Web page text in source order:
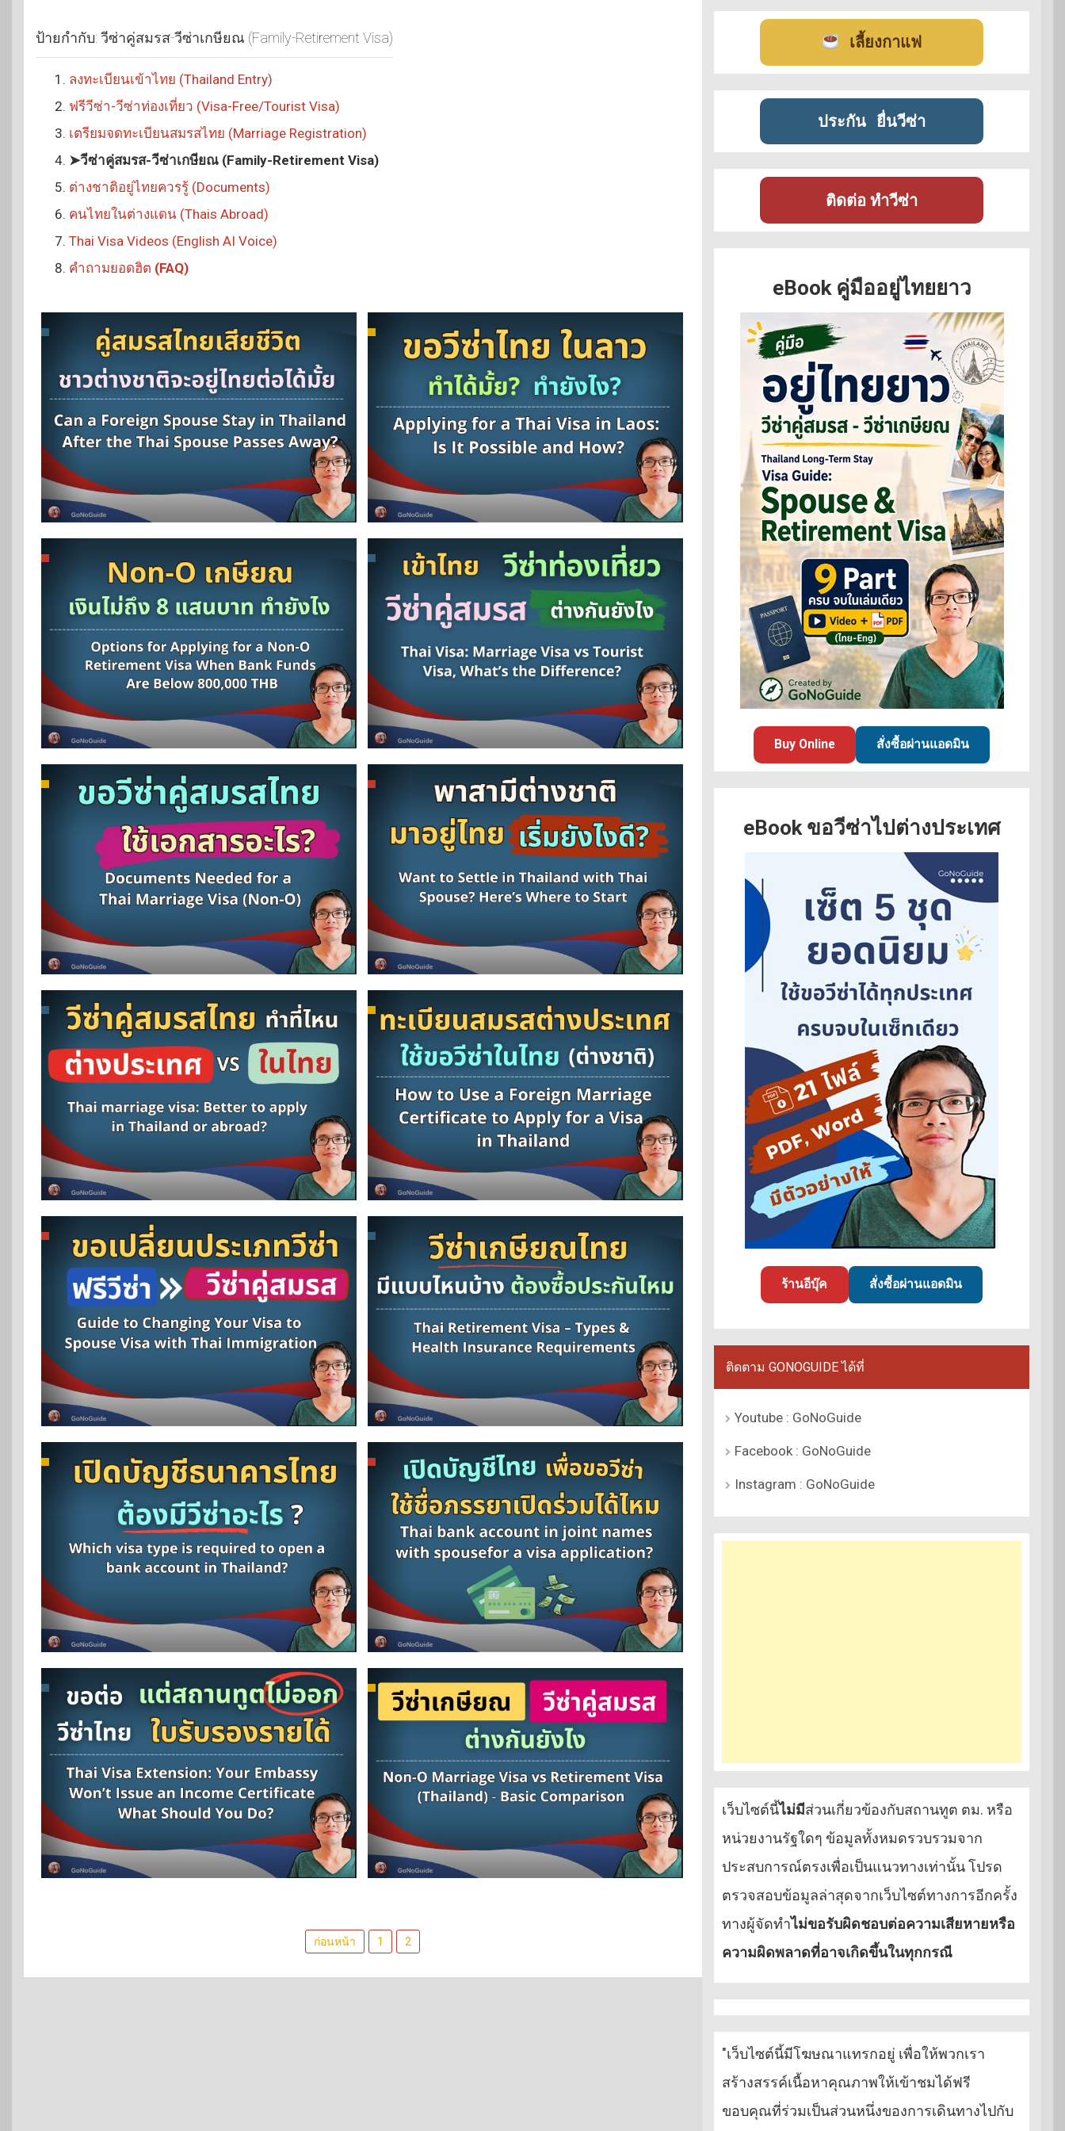
ป้ายกำกับ: วีซ่าคู่สมรส-วีซ่าเกษียณ (Family-Retirement Visa)
ลงทะเบียนเข้าไทย (Thailand Entry)
ฟรีวีซ่า-วีซ่าท่องเที่ยว (Visa-Free/Tourist Visa)
เตรียมจดทะเบียนสมรสไทย (Marriage Registration)
➤วีซ่าคู่สมรส-วีซ่าเกษียณ (Family-Retirement Visa)
ต่างชาติอยู่ไทยควรรู้ (Documents)
คนไทยในต่างแดน (Thais Abroad)
Thai Visa Videos (English AI Voice)
คำถามยอดฮิต (FAQ)
pagination
ก่อนหน้า 1 2
เลี้ยงกาแฟ
ประกัน ยื่นวีซ่า
ติดต่อ ทำวีซ่า
eBook คู่มืออยู่ไทยยาว
Buy Online สั่งซื้อผ่านแอดมิน
eBook ขอวีซ่าไปต่างประเทศ
ร้านอีบุ๊ค สั่งซื้อผ่านแอดมิน
ติดตาม GONOGUIDE ได้ที่
Youtube : GoNoGuide
Facebook : GoNoGuide
Instagram : GoNoGuide
เว็บไซต์นี้ไม่มีส่วนเกี่ยวข้องกับสถานทูต ตม. หรือ
หน่วยงานรัฐใดๆ ข้อมูลทั้งหมดรวบรวมจาก
ประสบการณ์ตรงเพื่อเป็นแนวทางเท่านั้น โปรด
ตรวจสอบข้อมูลล่าสุดจากเว็บไซต์ทางการอีกครั้ง
ทางผู้จัดทำไม่ขอรับผิดชอบต่อความเสียหายหรือ
ความผิดพลาดที่อาจเกิดขึ้นในทุกกรณี
"เว็บไซต์นี้มีโฆษณาแทรกอยู่ เพื่อให้พวกเรา
สร้างสรรค์เนื้อหาคุณภาพให้เข้าชมได้ฟรี
ขอบคุณที่ร่วมเป็นส่วนหนึ่งของการเดินทางไปกับ